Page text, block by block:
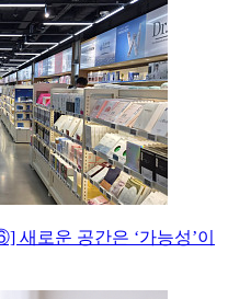
새로운 공간은 ‘가능성’이